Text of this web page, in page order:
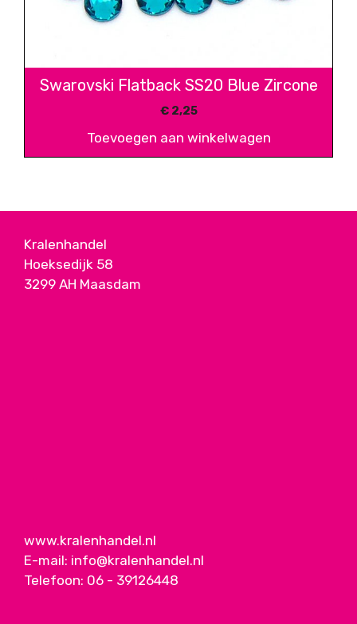
Swarovski Flatback SS20 Blue Zircone
€2,25
Toevoegen aan winkelwagen
Kralenhandel
Hoeksedijk 58
3299 AH Maasdam
www.kralenhandel.nl
E-mail: info@kralenhandel.nl
Telefoon: 06 - 39126448